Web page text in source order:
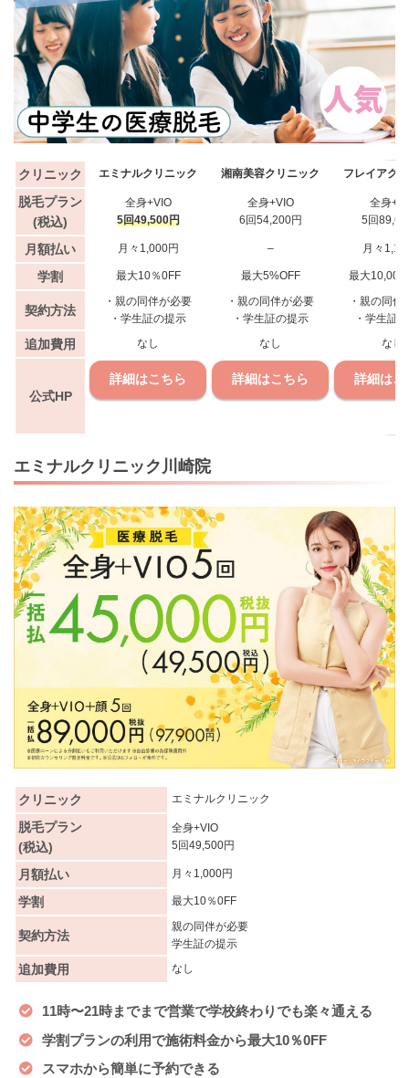
クリニック エミナルクリニック 湘南美容クリニック フレイアク
脱毛プラン
(税込)
全身+VIO
5回49,500円
全身+VIO
6回54,200円
全身
5回
月額払い 月々1,000円 – 月々
学割 最大10％0FF 最大5%OFF 最大10,000
契約方法
・親の同伴が必要
・学生証の提示
・親の同伴が必要
・学生証の提示
・親の同伴
・学生証
追加費用 なし なし なし
公式HP
詳細はこちら 詳細はこちら 詳細はこ
エミナルクリニック川崎院
クリニック エミナルクリニック
脱毛プラン
(税込)
全身+VIO
5回49,500円
月額払い 月々1,000円
学割 最大10％0FF
契約方法
親の同伴が必要
学生証の提示
追加費用 なし
11時〜21時までまで営業で学校終わりでも楽々通える
学割プランの利用で施術料金から最大10％0FF
スマホから簡単に予約できる